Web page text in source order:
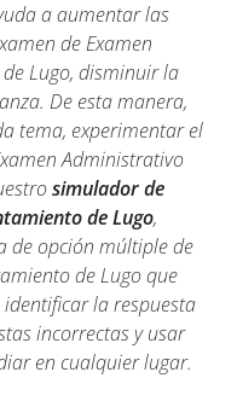
a aumentar las
de Examen
Lugo, disminuir la
De esta manera,
tema, experimentar el
Administrativo
simulador de
de Lugo,
de opción múltiple de
de Lugo que
la respuesta
incorrectas y usar
en cualquier lugar.